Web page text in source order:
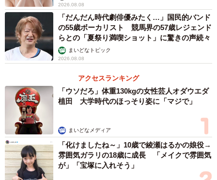
2026.08.08
「だんだん時代劇俳優みたく…」国民的バンド
の55歳ボーカリスト 競馬界の57歳レジェンド
らとの「夏祭り満喫ショット」に驚きの声続々
まいどなトピック
2026.08.08
アクセスランキング
「ウソだろ」体重130kgの女性芸人オダウエダ
植田 大学時代のほっそり姿に「マジで」
まいどなメディア
「化けましたね～」10歳で綾瀬はるかの娘役→
雰囲気ガラリの18歳に成長 「メイクで雰囲気
が」「宝塚に入れそう」